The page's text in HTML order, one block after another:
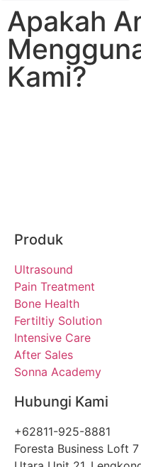
Apakah
Kami?
Produk
Ultrasound
Pain Treatment
Bone Health
Fertiltiy Solution
Intensive Care
After Sales
Sonna Academy
Hubungi Kami
+62811-925-8881‬
Foresta Business Loft